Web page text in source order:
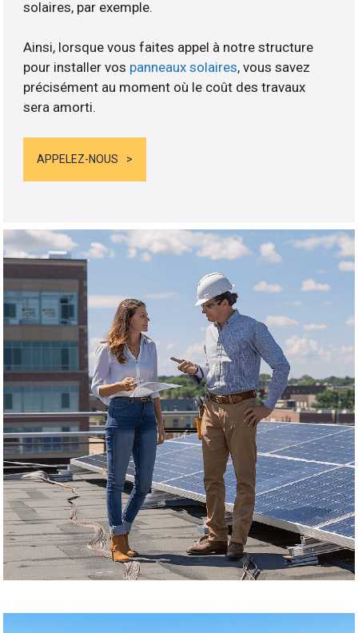
solaires, par exemple.
Ainsi, lorsque vous faites appel à notre structure
pour installer vos panneaux solaires, vous savez
précisément au moment où le coût des travaux
sera amorti.
APPELEZ-NOUS